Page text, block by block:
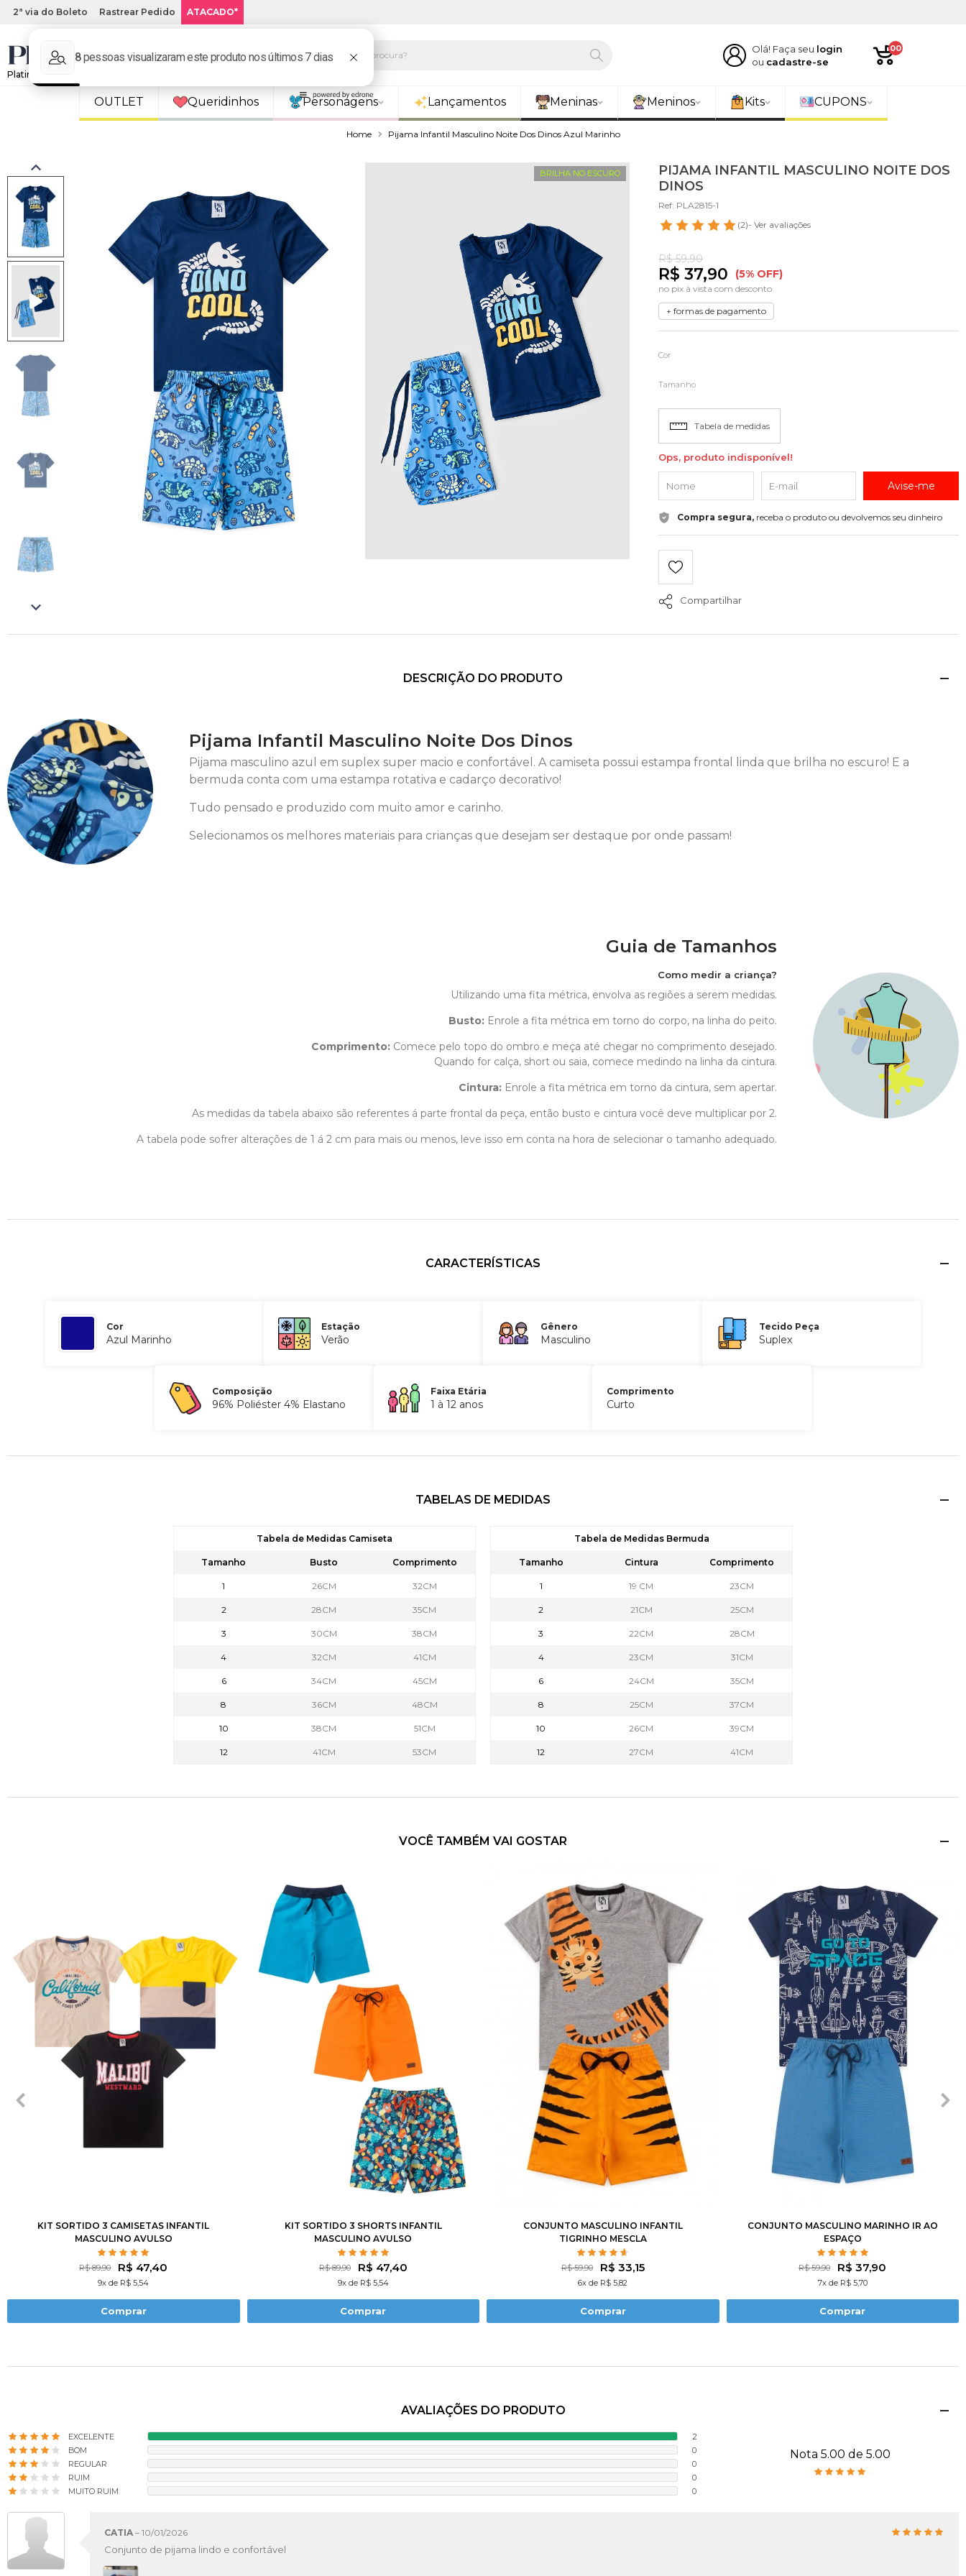
2ª via do Boleto Rastrear Pedido ATACADO*
Platinum Kids: Loja de roupa infantil online.
Olá! Faça seu login
ou cadastre-se
00
OUTLET Queridinhos Personagens Lançamentos Meninas Meninos Kits CUPONS
Home Pijama Infantil Masculino Noite Dos Dinos Azul Marinho
BRILHA NO ESCURO
PIJAMA INFANTIL MASCULINO NOITE DOS
DINOS
Ref: PLA2815-1
(2)- Ver avaliações
R$ 59,90
R$ 37,90 (5% OFF)
no pix à vista com desconto
+ formas de pagamento
Cor
Tamanho
Tabela de medidas
Ops, produto indisponível!
Avise-me
Compra segura, receba o produto ou devolvemos seu dinheiro
Compartilhar
DESCRIÇÃO DO PRODUTO
Pijama Infantil Masculino Noite Dos Dinos
Pijama masculino azul em suplex super macio e confortável. A camiseta possui estampa frontal linda que brilha no escuro! E a
bermuda conta com uma estampa rotativa e cadarço decorativo!
Tudo pensado e produzido com muito amor e carinho.
Selecionamos os melhores materiais para crianças que desejam ser destaque por onde passam!
Guia de Tamanhos
Como medir a criança?
Utilizando uma fita métrica, envolva as regiões a serem medidas.
Busto: Enrole a fita métrica em torno do corpo, na linha do peito.
Comprimento: Comece pelo topo do ombro e meça até chegar no comprimento desejado.
Quando for calça, short ou saia, comece medindo na linha da cintura.
Cintura: Enrole a fita métrica em torno da cintura, sem apertar.
As medidas da tabela abaixo são referentes á parte frontal da peça, então busto e cintura você deve multiplicar por 2.
A tabela pode sofrer alterações de 1 á 2 cm para mais ou menos, leve isso em conta na hora de selecionar o tamanho adequado.
CARACTERÍSTICAS
Cor
Azul Marinho
Estação
Verão
Gênero
Masculino
Tecido Peça
Suplex
Composição
96% Poliéster 4% Elastano
Faixa Etária
1 à 12 anos
Comprimento
Curto
TABELAS DE MEDIDAS
Tabela de Medidas Camiseta
Tamanho Busto Comprimento
1 26CM 32CM
2 28CM 35CM
3 30CM 38CM
4 32CM 41CM
6 34CM 45CM
8 36CM 48CM
10 38CM 51CM
12 41CM 53CM
Tabela de Medidas Bermuda
Tamanho Cintura Comprimento
1 19 CM 23CM
2 21CM 25CM
3 22CM 28CM
4 23CM 31CM
6 24CM 35CM
8 25CM 37CM
10 26CM 39CM
12 27CM 41CM
VOCÊ TAMBÉM VAI GOSTAR
KIT SORTIDO 3 CAMISETAS INFANTIL
MASCULINO AVULSO
R$ 89,90 R$ 47,40
9x de R$ 5,54
Comprar
8 10
KIT SORTIDO 3 SHORTS INFANTIL
MASCULINO AVULSO
R$ 89,90 R$ 47,40
9x de R$ 5,54
Comprar
CONJUNTO MASCULINO INFANTIL
TIGRINHO MESCLA
R$ 59,90 R$ 33,15
6x de R$ 5,82
Comprar
CONJUNTO MASCULINO MARINHO IR AO
ESPAÇO
R$ 59,90 R$ 37,90
7x de R$ 5,70
Comprar
AVALIAÇÕES DO PRODUTO
EXCELENTE
2
BOM
0
REGULAR
0
RUIM
0
MUITO RUIM
0
Nota 5.00 de 5.00
CATIA – 10/01/2026
Conjunto de pijama lindo e confortável